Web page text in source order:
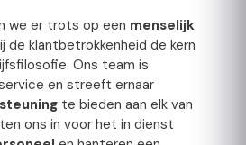
we er trots op een menselijk
de klantbetrokkenheid de kern
Ons team is
en streeft ernaar
te bieden aan elk van
ons in voor het in dienst